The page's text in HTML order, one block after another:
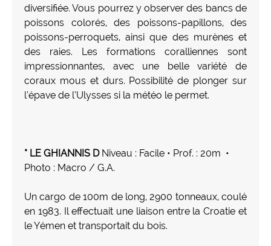
diversifiée. Vous pourrez y observer des bancs de
poissons colorés, des poissons-papillons, des
poissons-perroquets, ainsi que des murènes et
des raies. Les formations coralliennes sont
impressionnantes, avec une belle variété de
coraux mous et durs. Possibilité de plonger sur
l’épave de l’Ulysses si la météo le permet.
* LE GHIANNIS DNiveau : Facile • Prof. : 20m •
Photo : Macro / G.A.
Un cargo de 100m de long, 2900 tonneaux, coulé
en 1983. Il effectuait une liaison entre la Croatie et
le Yémen et transportait du bois.